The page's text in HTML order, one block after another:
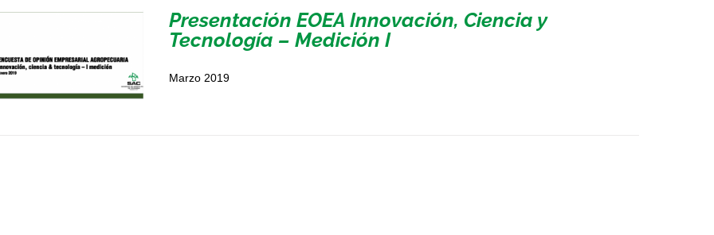
Presentación EOEA Innovación, Ciencia y
Tecnología – Medición I
Marzo 2019